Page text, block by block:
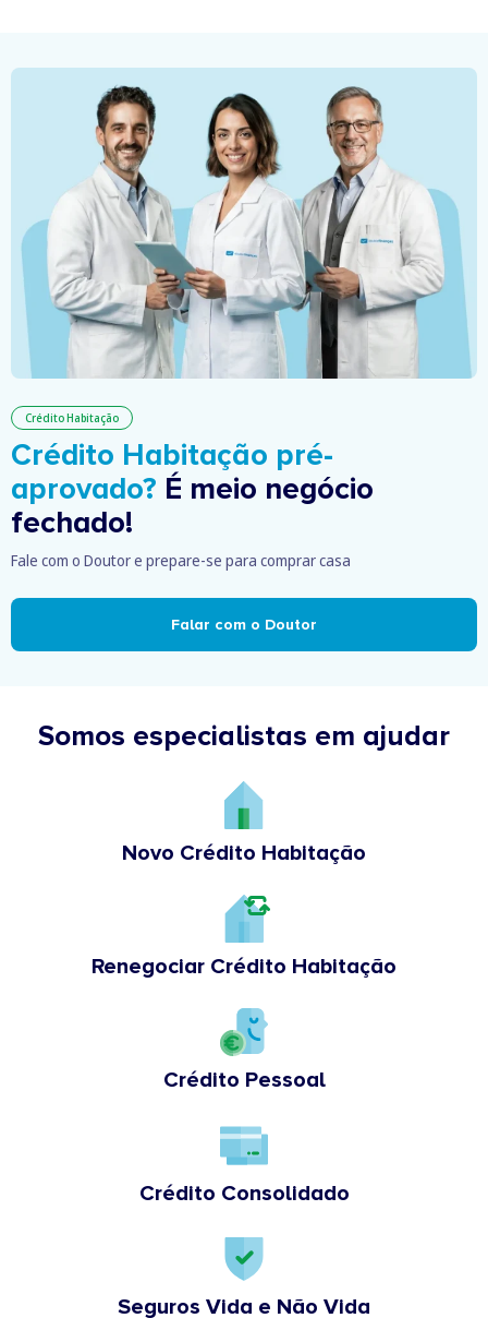
Crédito Habitação
Crédito Habitação pré-
aprovado? É meio negócio
fechado!
Fale com o Doutor e prepare-se para comprar casa
Falar com o Doutor
Somos especialistas em ajudar
Novo Crédito Habitação
Renegociar Crédito Habitação
Crédito Pessoal
Crédito Consolidado
Seguros Vida e Não Vida